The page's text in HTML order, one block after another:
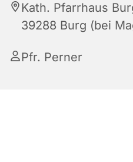
Kath. Pfarrhaus
39288 Burg (bei
Pfr. Perner